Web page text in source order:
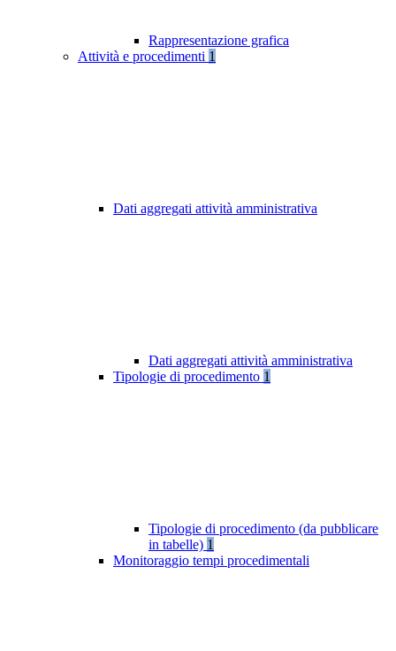
Rappresentazione grafica
Attività e procedimenti 1
Dati aggregati attività amministrativa
Dati aggregati attività amministrativa
Tipologie di procedimento 1
Tipologie di procedimento (da pubblicare
in tabelle) 1
Monitoraggio tempi procedimentali